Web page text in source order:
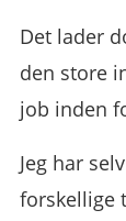
Det lader
den store
job inden
Jeg har
forskellige